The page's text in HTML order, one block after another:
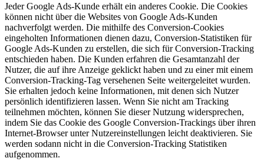
Jeder Google Ads-Kunde erhält ein anderes Cookie. Die Cookies
können nicht über die Websites von Google Ads-Kunden
nachverfolgt werden. Die mithilfe des Conversion-Cookies
eingeholten Informationen dienen dazu, Conversion-Statistiken für
Google Ads-Kunden zu erstellen, die sich für Conversion-Tracking
entschieden haben. Die Kunden erfahren die Gesamtanzahl der
Nutzer, die auf ihre Anzeige geklickt haben und zu einer mit einem
Conversion-Tracking-Tag versehenen Seite weitergeleitet wurden.
Sie erhalten jedoch keine Informationen, mit denen sich Nutzer
persönlich identifizieren lassen. Wenn Sie nicht am Tracking
teilnehmen möchten, können Sie dieser Nutzung widersprechen,
indem Sie das Cookie des Google Conversion-Trackings über ihren
Internet-Browser unter Nutzereinstellungen leicht deaktivieren. Sie
werden sodann nicht in die Conversion-Tracking Statistiken
aufgenommen.